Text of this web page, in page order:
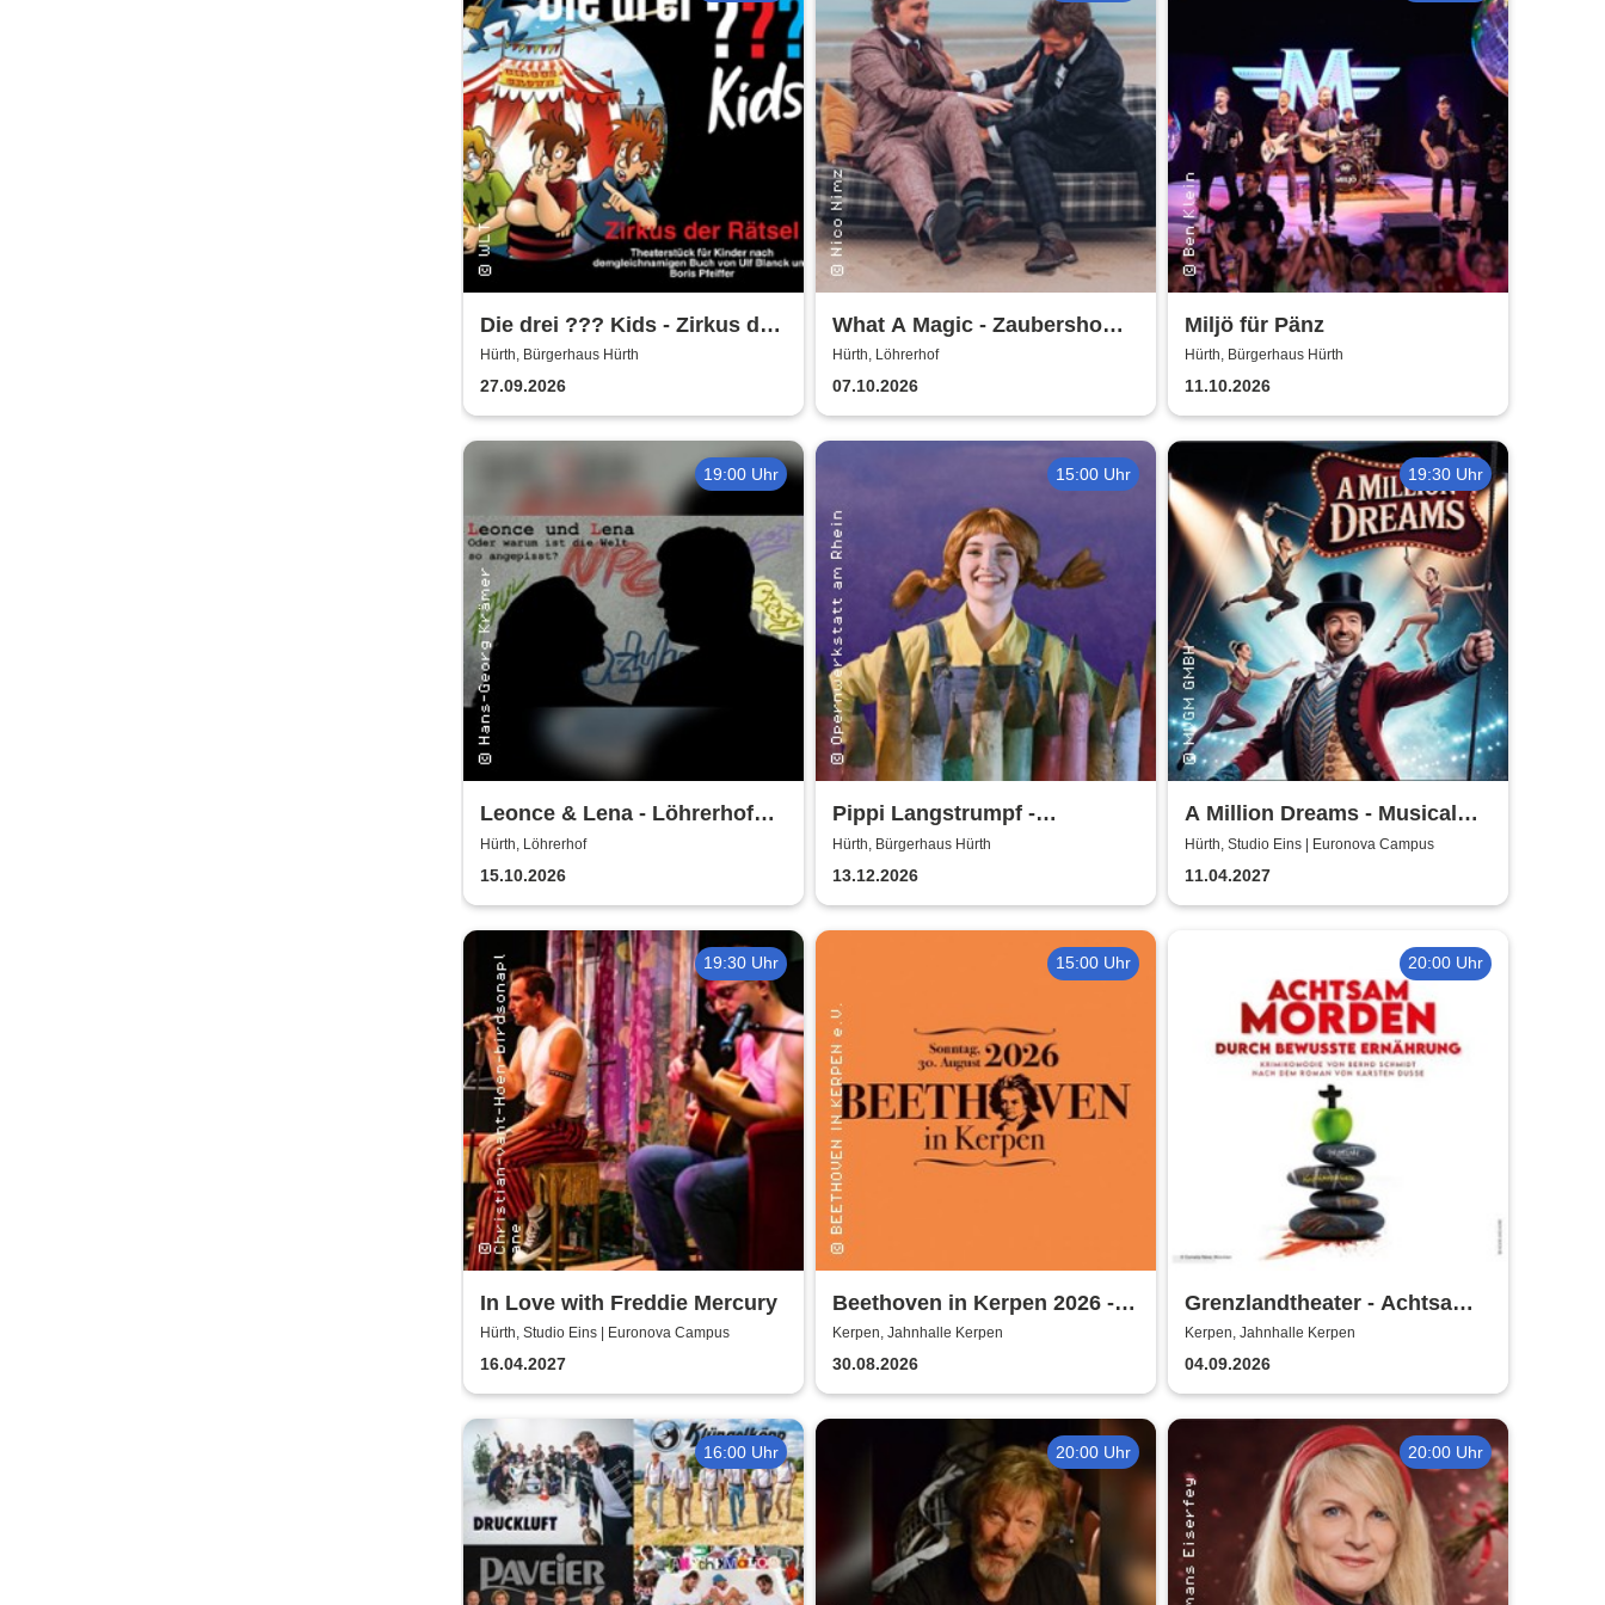
Die drei ??? Kids - Zirkus der
Rätsel | Bürgerhaus Hürth
Hürth, Bürgerhaus Hürth
27.09.2026
What A Magic - Zaubershow
mit Toby Rudolph und Nico
Nimz
Hürth, Löhrerhof
07.10.2026
Miljö für Pänz
Hürth, Bürgerhaus Hürth
11.10.2026
19:00 Uhr
Leonce & Lena - Löhrerhof
Hürth
Hürth, Löhrerhof
15.10.2026
15:00 Uhr
Pippi Langstrumpf -
Bürgerhaus Hürth
Hürth, Bürgerhaus Hürth
13.12.2026
19:30 Uhr
A Million Dreams - Musical
Circus Show
Hürth, Studio Eins | Euronova Campus
11.04.2027
19:30 Uhr
In Love with Freddie Mercury
Hürth, Studio Eins | Euronova Campus
16.04.2027
15:00 Uhr
Beethoven in Kerpen 2026 -
Sommerkonzerte 2026
Kerpen, Jahnhalle Kerpen
30.08.2026
20:00 Uhr
Grenzlandtheater - Achtsam
Morden durch bewusste
Ernährung
Kerpen, Jahnhalle Kerpen
04.09.2026
16:00 Uhr 20:00 Uhr 20:00 Uhr